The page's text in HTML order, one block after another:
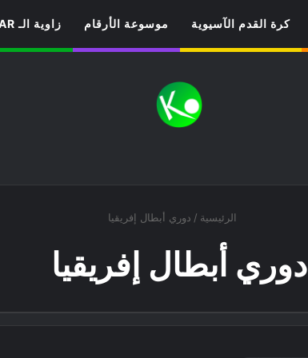
كرة القدم الآسيوية موسوعة الأرقام زاوية الـ VAR
الرئيسية / دوري أبطال إفريقيا
دوري أبطال إفريقيا